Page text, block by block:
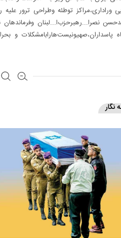
وراداری،مراکز توطئه وطراحی ترور علیه
نصرا...رهبرحزب‌ا...لبنان وفرماندهان
و